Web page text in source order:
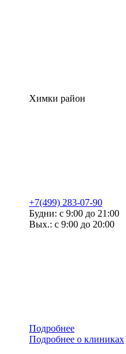
Химки район
+7(499) 283-07-90
Будни: с 9:00 до 21:00
Вых.: с 9:00 до 20:00
Подробнее
Подробнее о клиниках